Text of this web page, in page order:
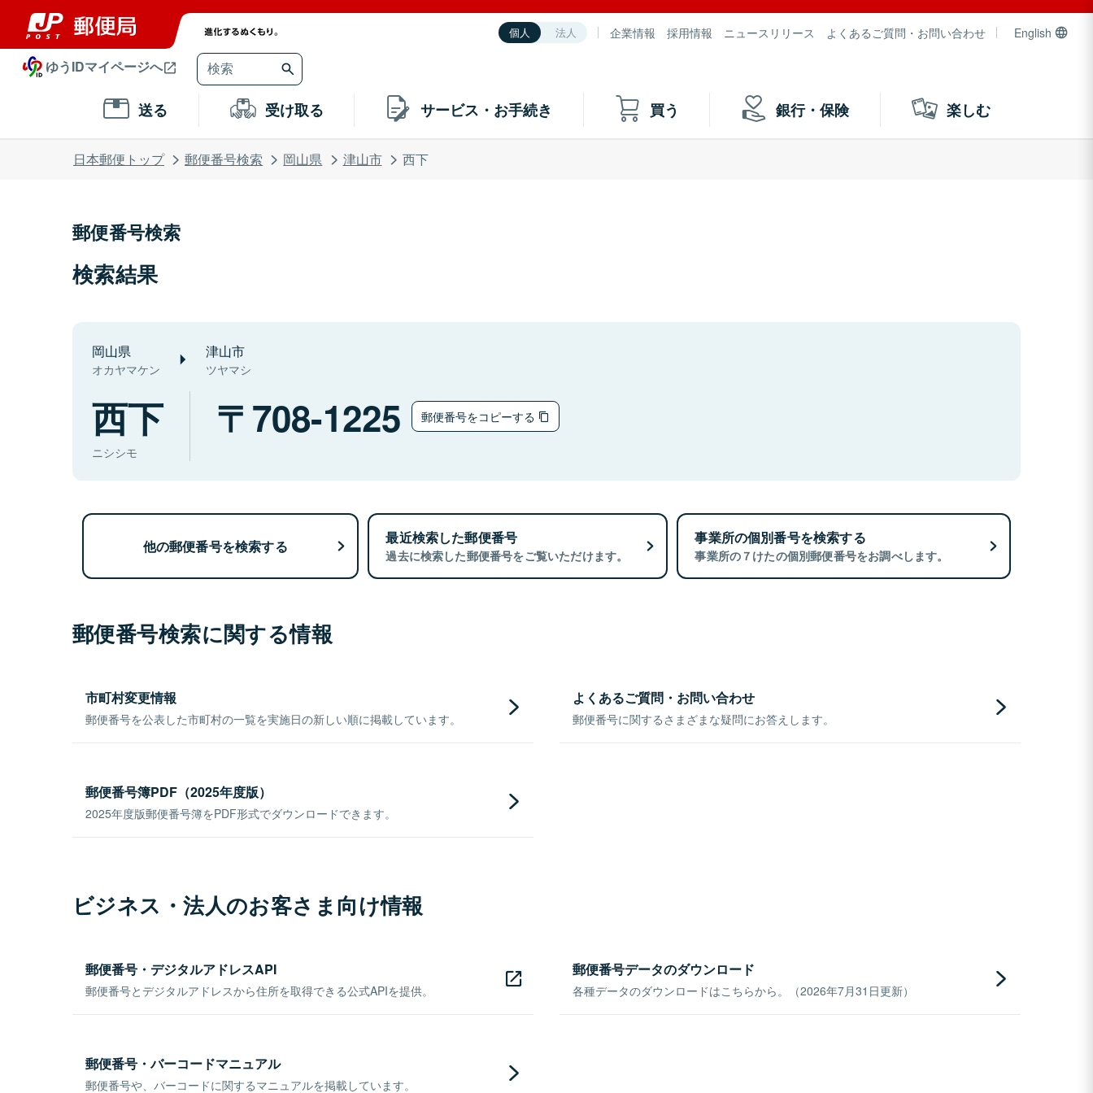
個人 法人 企業情報 採用情報 ニュースリリース よくあるご質問・お問い合わせ English
ゆうIDマイページへ
送る 受け取る サービス・お手続き 買う 銀行・保険 楽しむ
日本郵便トップ 郵便番号検索 岡山県 津山市 西下
郵便番号検索
検索結果
岡山県
オカヤマケン
津山市
ツヤマシ
西下
ニシシモ
708-1225 郵便番号をコピーする
他の郵便番号を検索する 最近検索した郵便番号
過去に検索した郵便番号をご覧いただけます。
事業所の個別番号を検索する
事業所の７けたの個別郵便番号をお調べします。
郵便番号検索に関する情報
市町村変更情報
郵便番号を公表した市町村の一覧を実施日の新しい順に掲載しています。
よくあるご質問・お問い合わせ
郵便番号に関するさまざまな疑問にお答えします。
郵便番号簿PDF（2025年度版）
2025年度版郵便番号簿をPDF形式でダウンロードできます。
ビジネス・法人のお客さま向け情報
郵便番号・デジタルアドレスAPI
郵便番号とデジタルアドレスから住所を取得できる公式APIを提供。
郵便番号データのダウンロード
各種データのダウンロードはこちらから。（2026年7月31日更新）
郵便番号・バーコードマニュアル
郵便番号や、バーコードに関するマニュアルを掲載しています。